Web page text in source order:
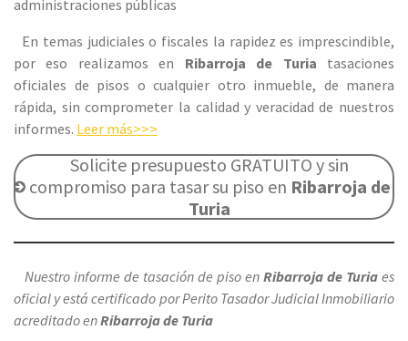
administraciones públicas
En temas judiciales o fiscales la rapidez es imprescindible,
por eso realizamos en Ribarroja de Turia tasaciones
oficiales de pisos o cualquier otro inmueble, de manera
rápida, sin comprometer la calidad y veracidad de nuestros
informes. Leer más>>>
Solicite presupuesto GRATUITO y sin
compromiso para tasar su piso en Ribarroja de
Turia
Nuestro informe de tasación de piso en Ribarroja de Turia es
oficial y está certificado por Perito Tasador Judicial Inmobiliario
acreditado enRibarroja de Turia